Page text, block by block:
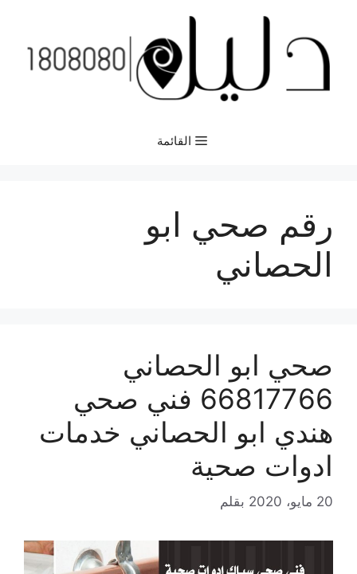
المحتوى
القائمة
رقم صحي ابو
الحصاني
صحي ابو الحصاني
66817766 فني صحي
هندي ابو الحصاني خدمات
ادوات صحية
20 مايو، 2020 بقلم